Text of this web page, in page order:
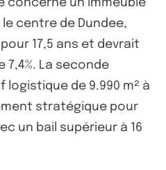
concerne un immeuble
centre de Dundee,
17,5 ans et devrait
7,4%. La seconde
de 9.990 m² à
stratégique pour
un bail supérieur à 16